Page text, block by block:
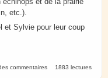
etc.).
et Sylvie pour leur coup
commentaires 1883 lectures